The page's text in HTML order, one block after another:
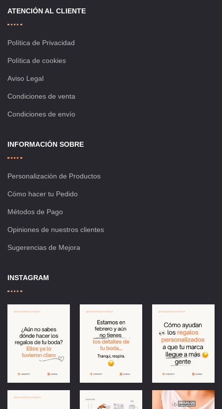
ATENCIÓN AL CLIENTE
Política de Privacidad
Política de cookies
Aviso Legal
Condiciones de venta
Condiciones de envío
INFORMACIÓN SOBRE
Personalización de Productos
Cómo hacer tu Pedido
Métodos de Pago
Opiniones de nuestros clientes
Sugerencias de Mejora
INSTAGRAM